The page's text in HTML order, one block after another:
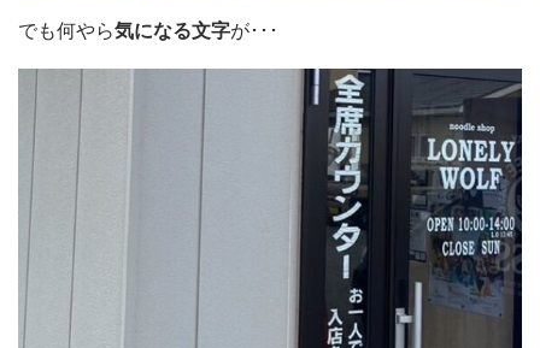
でも何やら気になる文字が･･･